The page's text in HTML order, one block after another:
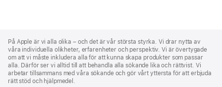
Footer
På Apple är vi alla olika – och det är vår största styrka. Vi drar nytta av
våra individuella olikheter, erfarenheter och perspektiv. Vi är övertygade
om att vi måste inkludera alla för att kunna skapa produkter som passar
alla. Därför ser vi alltid till att behandla alla sökande lika och rättvist. Vi
arbetar tillsammans med våra sökande och gör vårt yttersta för att erbjuda
rätt stöd och hjälpmedel.